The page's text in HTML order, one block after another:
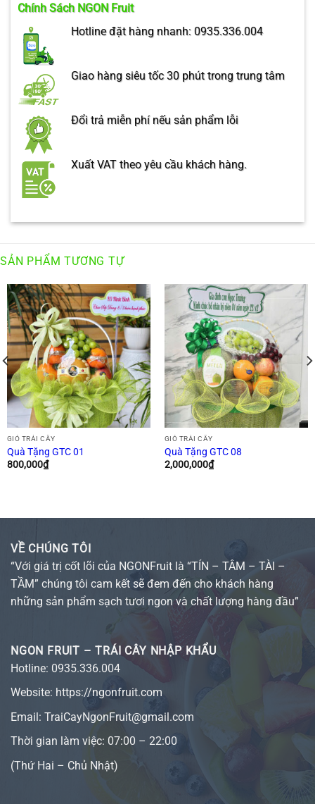
Chính Sách NGON Fruit
Hotline đặt hàng nhanh: 0935.336.004
Giao hàng siêu tốc 30 phút trong trung tâm
Đổi trả miễn phí nếu sản phẩm lỗi
Xuất VAT theo yêu cầu khách hàng.
SẢN PHẨM TƯƠNG TỰ
GIỎ TRÁI CÂY
Quà Tặng GTC 01
800,000₫
GIỎ TRÁI CÂY
Quà Tặng GTC 08
2,000,000₫
VỀ CHÚNG TÔI
“Với giá trị cốt lõi của NGONFruit là “TÍN – TÂM – TÀI –
TẦM” chúng tôi cam kết sẽ đem đến cho khách hàng
những sản phẩm sạch tươi ngon và chất lượng hàng đầu”
NGON FRUIT – TRÁI CÂY NHẬP KHẨU
Hotline: 0935.336.004
Website: https://ngonfruit.com
Email: TraiCayNgonFruit@gmail.com
Thời gian làm việc: 07:00 – 22:00
(Thứ Hai – Chủ Nhật)